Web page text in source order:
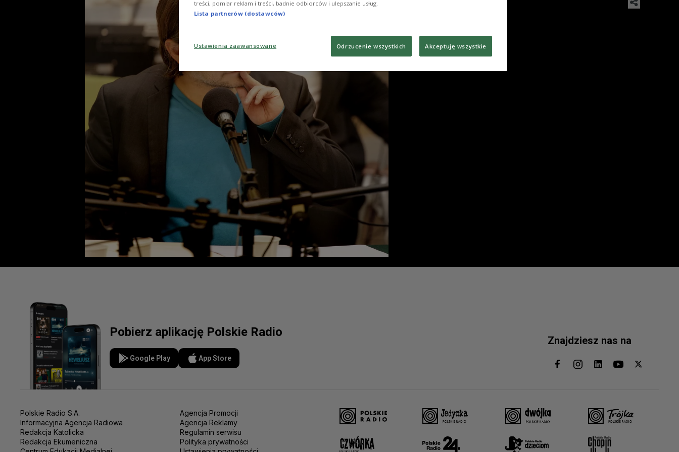
Pobierz aplikację Polskie Radio
Google Play App Store
Znajdziesz nas na
Polskie Radio S.A.
Informacyjna Agencja Radiowa
Redakcja Katolicka
Redakcja Ekumeniczna
Agencja Promocji
Agencja Reklamy
Regulamin serwisu
Polityka prywatności
treści, pomiar reklam i treści, badnie odbiorców i ulepszanie usług.
Lista partnerów (dostawców)
Ustawienia zaawansowane Odrzucenie wszystkich Akceptuję wszystkie